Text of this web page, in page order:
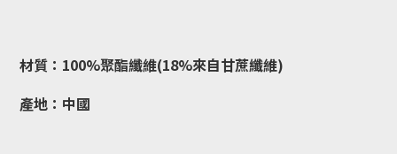
材質：100%聚酯纖維(18%來自甘蔗纖維)
產地：中國